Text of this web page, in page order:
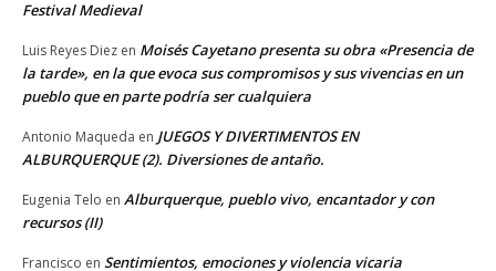
Festival Medieval
Luis Reyes Diez en Moisés Cayetano presenta su obra «Presencia de
la tarde», en la que evoca sus compromisos y sus vivencias en un
pueblo que en parte podría ser cualquiera
Antonio Maqueda en JUEGOS Y DIVERTIMENTOS EN
ALBURQUERQUE (2). Diversiones de antaño.
Eugenia Telo en Alburquerque, pueblo vivo, encantador y con
recursos (II)
Francisco en Sentimientos, emociones y violencia vicaria